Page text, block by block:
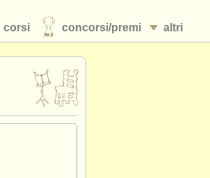
altri
corsi concorsi/premi